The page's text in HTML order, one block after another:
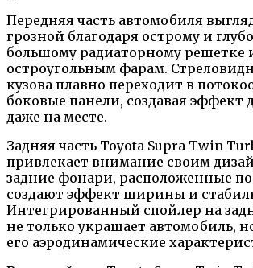
Передняя часть автомобиля
грозной благодаря острому и
большому радиаторному решетке
остроугольным фарам.
кузова плавно переходит в
боковые панели, создавая эффект
даже на месте.
Задняя часть Toyota Supra Twin
привлекает внимание своим
задние фонари, расположенные
создают эффект ширины и
Интегрированный спойлер на
не только украшает автомобиль,
его аэродинамические